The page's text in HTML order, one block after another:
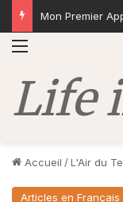
Deux Paraboles
Menu
Accueil /L'Air du
Articles en Français